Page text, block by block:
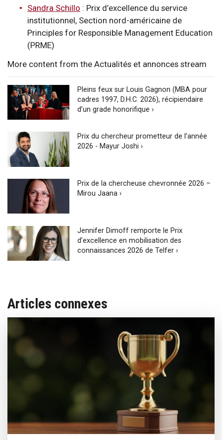
Sandra Schillo : Prix d’excellence du service
institutionnel, Section nord-américaine de
Principles for Responsible Management Education
(PRME)
More content from the Actualités et annonces stream
Pleins feux sur Louis Gagnon (MBA pour
cadres 1997, D.H.C. 2026), récipiendaire
d’un grade honorifique ›
Prix du chercheur prometteur de l’année
2026 - Mayur Joshi ›
Prix de la chercheuse chevronnée 2026 –
Mirou Jaana ›
Jennifer Dimoff remporte le Prix
d’excellence en mobilisation des
connaissances 2026 de Telfer ›
Articles connexes